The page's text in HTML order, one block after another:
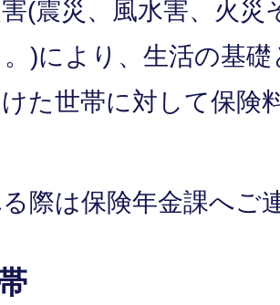
(震災、風水害、火
)により、生活の基
た世帯に対して保険
際は保険年金課へご